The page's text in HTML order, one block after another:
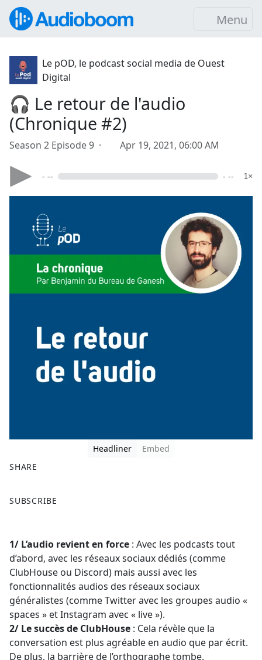
Menu
Le pOD, le podcast social media de Ouest
Digital
🎧 Le retour de l'audio
(Chronique #2)
Season 2 Episode 9 · Apr 19, 2021, 06:00 AM
- -- - -- 1×
Headliner
Embed
SHARE
a
b
o
o
k
SUBSCRIBE
1/ L’audio revient en force : Avec les podcasts tout
d’abord, avec les réseaux sociaux dédiés (comme
ClubHouse ou Discord) mais aussi avec les
fonctionnalités audios des réseaux sociaux
généralistes (comme Twitter avec les groupes audio «
spaces » et Instagram avec « live »).
2/ Le succès de ClubHouse : Cela révèle que la
conversation est plus agréable en audio que par écrit.
De plus, la barrière de l’orthographe tombe.